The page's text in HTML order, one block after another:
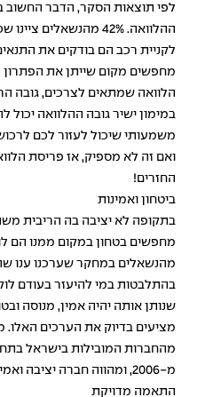
לפי תוצאות הסקר, הדבר החשוב
ההלוואה. 42%
לקניית רכב הם בודקים את
מחפשים מקום שייתן את
הלוואה שמתאים לצרכים, גובה
משמעותי שיכול לעזור לכם
החזרים!
ביטחון ואמינות
בתקופה לא יציבה בה הריבית
מהנשאלים במחקר שערכנו ענו
בהתלבטות במי להיעזר בעודם
שנותן אותה יהיה אמין, מנוסה
מציעים בדיוק את הערכים האלו.
מהחברות המובילות בישראל
מ-2006, ומהווה חברה יציבה ואמינה.
התאמה מדויקת